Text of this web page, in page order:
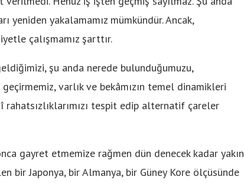
yeniden yakalamamız mümkündür. Ancak,
çalışmamız şarttır.
şu anda nerede bulunduğumuzu,
varlık ve bekâmızın temel dinamikleri
tespit edip alternatif çareler
gayret etmemize rağmen dün denecek kadar yakın
bir Japonya, bir Almanya, bir Güney Kore ölçüsünde